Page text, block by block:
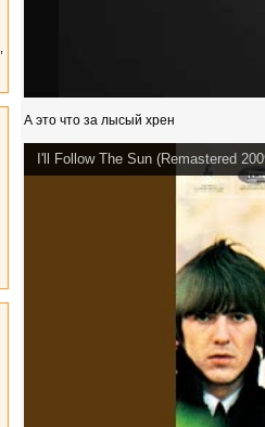
А это что за лысый хрен
I'll Follow The Sun (Remastered